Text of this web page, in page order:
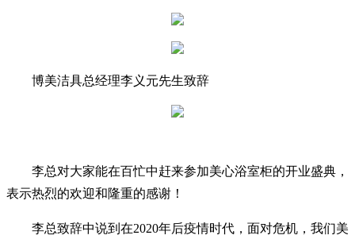
博美洁具总经理李义元先生致辞
李总对大家能在百忙中赶来参加美心浴室柜的开业盛典，
表示热烈的欢迎和隆重的感谢！
李总致辞中说到在2020年后疫情时代，面对危机，我们美